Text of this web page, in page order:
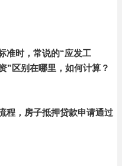
准时，常说的“应发工
”区别在哪里，如何计算？
程，房子抵押贷款申请通过